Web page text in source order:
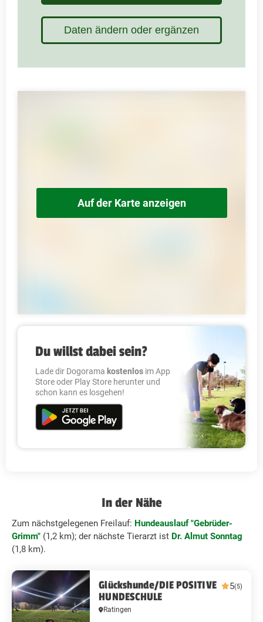
Daten ändern oder ergänzen
Auf der Karte anzeigen
Du willst dabei sein?
Lade dir Dogorama kostenlos im App
Store oder Play Store herunter und
schon kann es losgehen!
In der Nähe
Zum nächstgelegenen Freilauf: Hundeauslauf "Gebrüder-
Grimm" (1,2 km); der nächste Tierarzt ist Dr. Almut Sonntag
(1,8 km).
Glückshunde/DIE POSITIVE
HUNDESCHULE
5(5)
Ratingen